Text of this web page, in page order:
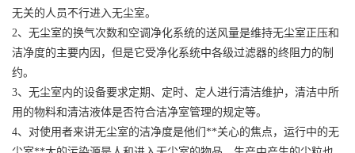
无关的人员不行进入无尘室。
2、无尘室的换气次数和空调净化系统的送风量是维持无尘室正压和
洁净度的主要内因，但是它受净化系统中各级过滤器的终阻力的制
约。
3、无尘室内的设备要求定期、定时、定人进行清洁维护，清洁中所
用的物料和清洁液体是否符合洁净室管理的规定等。
4、对使用者来讲无尘室的洁净度是他们**关心的焦点，运行中的无